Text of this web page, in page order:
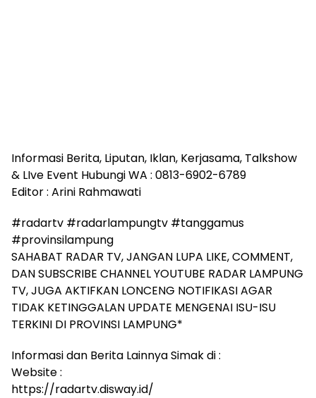
Informasi Berita, Liputan, Iklan, Kerjasama, Talkshow
& LIve Event Hubungi WA : 0813-6902-6789
Editor : Arini Rahmawati
#radartv #radarlampungtv #tanggamus
#provinsilampung
SAHABAT RADAR TV, JANGAN LUPA LIKE, COMMENT,
DAN SUBSCRIBE CHANNEL YOUTUBE RADAR LAMPUNG
TV, JUGA AKTIFKAN LONCENG NOTIFIKASI AGAR
TIDAK KETINGGALAN UPDATE MENGENAI ISU-ISU
TERKINI DI PROVINSI LAMPUNG*
Informasi dan Berita Lainnya Simak di :
Website :
https://radartv.disway.id/